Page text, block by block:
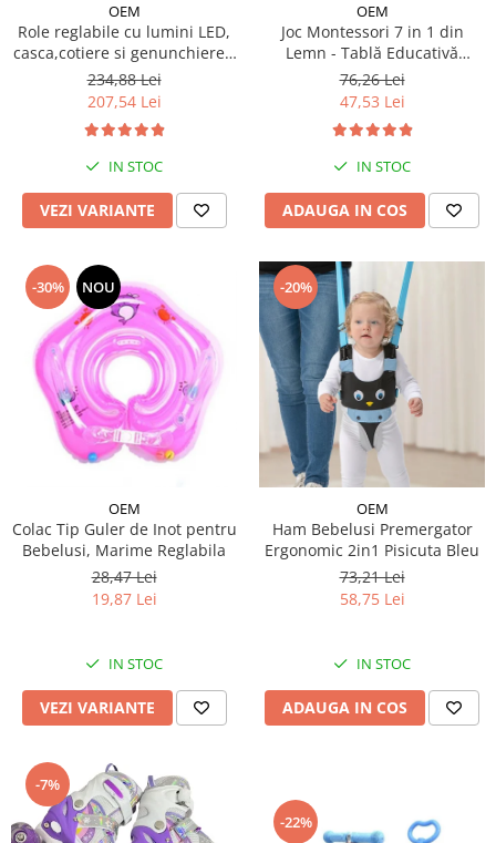
OEM
Role reglabile cu lumini LED,
casca,cotiere si genunchiere -
Ursuletul vesel Panda
234,88 Lei
207,54 Lei
IN STOC
VEZI VARIANTE
OEM
Joc Montessori 7 in 1 din
Lemn - Tablă Educativă
Logaritmică
76,26 Lei
47,53 Lei
IN STOC
ADAUGA IN COS
-30% NOU
OEM
Colac Tip Guler de Inot pentru
Bebelusi, Marime Reglabila
28,47 Lei
19,87 Lei
IN STOC
VEZI VARIANTE
-20%
OEM
Ham Bebelusi Premergator
Ergonomic 2in1 Pisicuta Bleu
73,21 Lei
58,75 Lei
IN STOC
ADAUGA IN COS
-7%
-22%